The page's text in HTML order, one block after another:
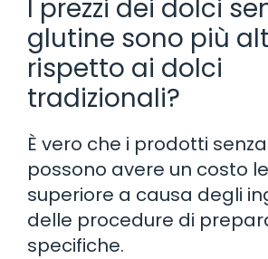
I prezzi dei dolci
glutine sono più
rispetto ai dolci
tradizionali?
È vero che i prodotti
possono avere un costo
superiore a causa degli
delle procedure di
specifiche.